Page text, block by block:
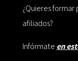
¿Quieres
afiliados?
Infórmate en